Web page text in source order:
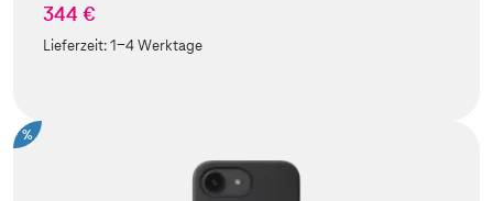
344 €
Lieferzeit:1-4 Werktage
%